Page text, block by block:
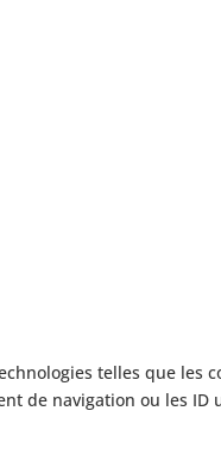
telles que les
de navigation ou les